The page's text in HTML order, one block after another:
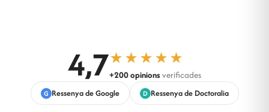
4,7★★★★★
+200 opinions verificades
G Ressenya de Google D Ressenya de Doctoralia